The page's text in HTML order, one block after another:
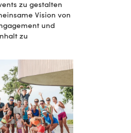
zu gestalten
Vision von
und
zu